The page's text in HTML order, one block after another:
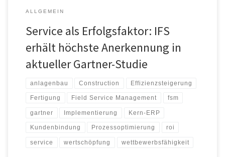
ALLGEMEIN
Service als Erfolgsfaktor: IFS
erhält höchste Anerkennung in
aktueller Gartner-Studie
anlagenbau Construction Effizienzsteigerung
Fertigung Field Service Management fsm
gartner Implementierung Kern-ERP
Kundenbindung Prozessoptimierung roi
service wertschöpfung wettbewerbsfähigkeit